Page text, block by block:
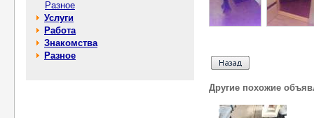
Разное
Услуги
Работа
Знакомства
Разное
Другие похожие